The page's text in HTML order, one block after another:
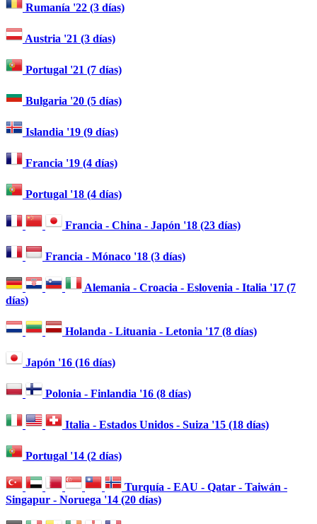
Rumanía '22 (3 días)
Austria '21 (3 días)
Portugal '21 (7 días)
Bulgaria '20 (5 días)
Islandia '19 (9 días)
Francia '19 (4 días)
Portugal '18 (4 días)
Francia - China - Japón '18 (23 días)
Francia - Mónaco '18 (3 días)
Alemania - Croacia - Eslovenia - Italia '17 (7
días)
Holanda - Lituania - Letonia '17 (8 días)
Japón '16 (16 días)
Polonia - Finlandia '16 (8 días)
Italia - Estados Unidos - Suiza '15 (18 días)
Portugal '14 (2 días)
Turquía - EAU - Qatar - Taiwán -
Singapur - Noruega '14 (20 días)